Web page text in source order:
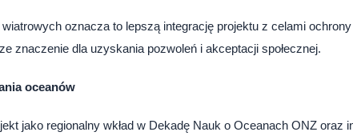
oznacza to lepszą integrację projektu z celami
znaczenie dla uzyskania pozwoleń i akceptacji społecznej.
oceanów
jako regionalny wkład w Dekadę Nauk o Oceanach ONZ oraz